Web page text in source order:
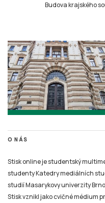
Budova krajského
O NÁS
Stisk online je studentský
studenty Katedry mediálních
studií Masarykovy univerzity
Stisk vznikl jako cvičné médium